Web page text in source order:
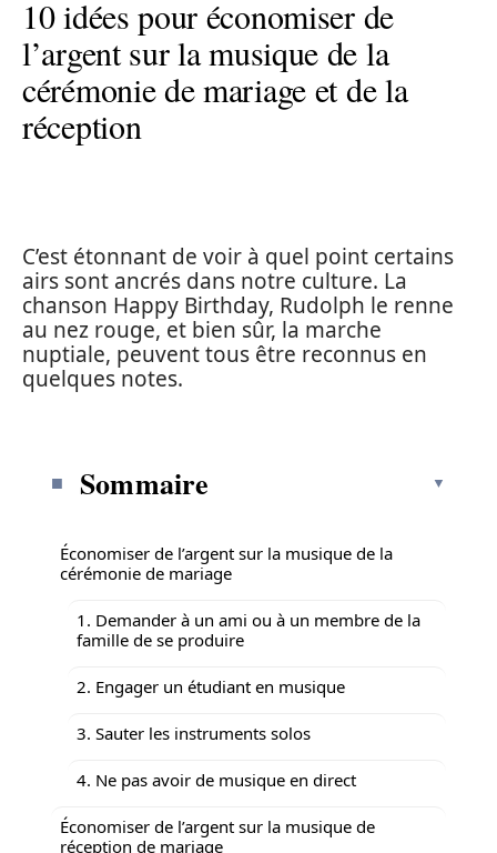
10 idées pour économiser de
l’argent sur la musique de la
cérémonie de mariage et de la
réception
C’est étonnant de voir à quel point certains
airs sont ancrés dans notre culture. La
chanson Happy Birthday, Rudolph le renne
au nez rouge, et bien sûr, la marche
nuptiale, peuvent tous être reconnus en
quelques notes.
Sommaire
Économiser de l’argent sur la musique de la
cérémonie de mariage
1. Demander à un ami ou à un membre de la
famille de se produire
2. Engager un étudiant en musique
3. Sauter les instruments solos
4. Ne pas avoir de musique en direct
Économiser de l’argent sur la musique de
réception de mariage